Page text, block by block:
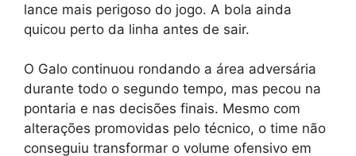
lance mais perigoso do jogo. A bola ainda
quicou perto da linha antes de sair.
O Galo continuou rondando a área adversária
durante todo o segundo tempo, mas pecou na
pontaria e nas decisões finais. Mesmo com
alterações promovidas pelo técnico, o time não
conseguiu transformar o volume ofensivo em